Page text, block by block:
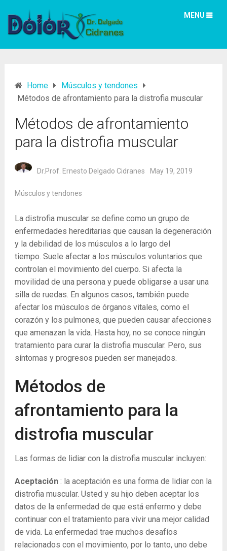
MENU
Home
Músculos y tendones
Métodos de afrontamiento para la distrofia muscular
Métodos de afrontamiento
para la distrofia muscular
Dr.Prof. Ernesto Delgado Cidranes May 19, 2019
Músculos y tendones
La distrofia muscular se define como un grupo de
enfermedades hereditarias que causan la degeneración
y la debilidad de los músculos a lo largo del
tiempo. Suele afectar a los músculos voluntarios que
controlan el movimiento del cuerpo. Si afecta la
movilidad de una persona y puede obligarse a usar una
silla de ruedas. En algunos casos, también puede
afectar los músculos de órganos vitales, como el
corazón y los pulmones, que pueden causar afecciones
que amenazan la vida. Hasta hoy, no se conoce ningún
tratamiento para curar la distrofia muscular. Pero, sus
síntomas y progresos pueden ser manejados.
Métodos de
afrontamiento para la
distrofia muscular
Las formas de lidiar con la distrofia muscular incluyen:
Aceptación: la aceptación es una forma de lidiar con la
distrofia muscular. Usted y su hijo deben aceptar los
datos de la enfermedad de que está enfermo y debe
continuar con el tratamiento para vivir una mejor calidad
de vida. La enfermedad trae muchos desafíos
relacionados con el movimiento, por lo tanto, uno debe